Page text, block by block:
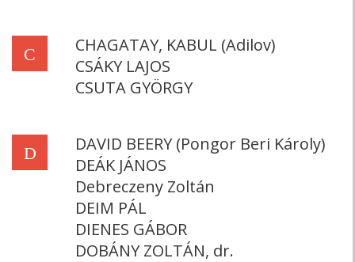
C
CHAGATAY, KABUL (Adilov)
CSÁKY LAJOS
CSUTA GYÖRGY
D
DAVID BEERY (Pongor Beri Károly)
DEÁK JÁNOS
Debreczeny Zoltán
DEIM PÁL
DIENES GÁBOR
DOBÁNY ZOLTÁN, dr.